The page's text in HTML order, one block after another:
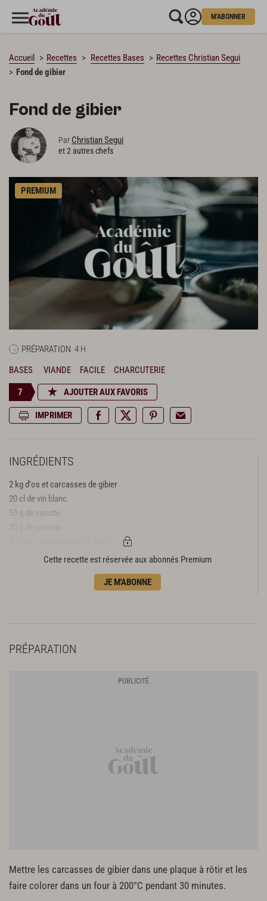
M'ABONNER
Accueil Recettes Recettes Bases
Recettes Christian Segui
Fond de gibier
Fond de gibier
Par Christian Segui
et 2 autres chefs
PREMIUM
PRÉPARATION 4 H
BASES
VIANDE FACILE CHARCUTERIE
7 AJOUTER AUX FAVORIS
IMPRIMER
INGRÉDIENTS
2 kg d'os et carcasses de gibier
20 cl de vin blanc
50 g de carotte
1 bouquet garniCette recette est réservée aux abonnés Premium
JE M'ABONNE
PRÉPARATION
Mettre les carcasses de gibier dans une plaque à rôtir et les
faire colorer dans un four à 200°C pendant 30 minutes.
CHARGEMENT…